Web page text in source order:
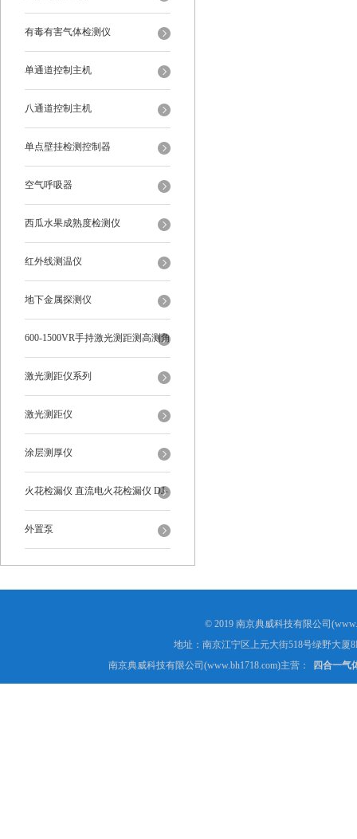
有毒有害气体检测仪
单通道控制主机
八通道控制主机
单点壁挂检测控制器
空气呼吸器
西瓜水果成熟度检测仪
红外线测温仪
地下金属探测仪
600-1500VR手持激光测距测高测角
多功能
激光测距仪系列
激光测距仪
涂层测厚仪
火花检漏仪 直流电火花检漏仪 DJ-
6-A型
外置泵
© 2019 南京典威科技有限公司
地址：南京江宁区上元大街518号绿野大厦
南京典威科技有限公司(www.bh1718.com)主营：
四合一气